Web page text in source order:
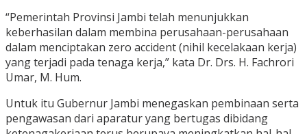
“Pemerintah Provinsi Jambi telah menunjukkan
keberhasilan dalam membina perusahaan-perusahaan
dalam menciptakan zero accident (nihil kecelakaan kerja)
yang terjadi pada tenaga kerja,” kata Dr. Drs. H. Fachrori
Umar, M. Hum.
Untuk itu Gubernur Jambi menegaskan pembinaan serta
pengawasan dari aparatur yang bertugas dibidang